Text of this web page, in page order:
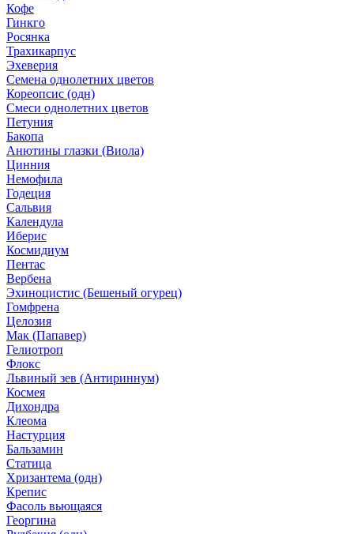
Кофе
Гинкго
Росянка
Трахикарпус
Эхеверия
Семена однолетних цветов
Кореопсис (одн)
Смеси однолетних цветов
Петуния
Бакопа
Анютины глазки (Виола)
Цинния
Немофила
Годеция
Сальвия
Календула
Иберис
Космидиум
Пентас
Вербена
Эхиноцистис (Бешеный огурец)
Гомфрена
Целозия
Мак (Папавер)
Гелиотроп
Флокс
Львиный зев (Антириннум)
Космея
Дихондра
Клеома
Настурция
Бальзамин
Статица
Хризантема (одн)
Крепис
Фасоль вьющаяся
Георгина